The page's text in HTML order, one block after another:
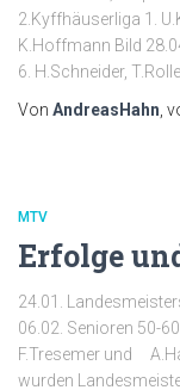
2.Kyffhäuserliga 1.
K.Hoffmann Bild
6. H.Schneider,
Von AndreasHahn ,
MTV
Erfolge
24.01.
06.02. Senioren 50-
F.Tresemer und
wurden